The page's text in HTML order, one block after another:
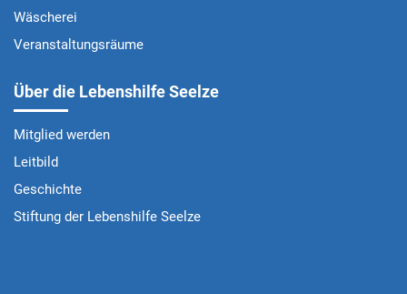
Wäscherei
Veranstaltungsräume
Über die Lebenshilfe Seelze
Mitglied werden
Leitbild
Geschichte
Stiftung der Lebenshilfe Seelze